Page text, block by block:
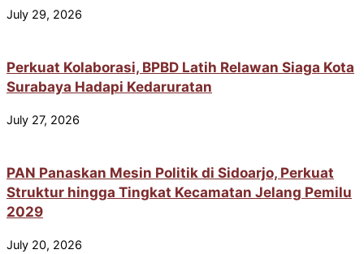
July 29, 2026
Perkuat Kolaborasi, BPBD Latih Relawan Siaga Kota
Surabaya Hadapi Kedaruratan
July 27, 2026
PAN Panaskan Mesin Politik di Sidoarjo, Perkuat
Struktur hingga Tingkat Kecamatan Jelang Pemilu
2029
July 20, 2026